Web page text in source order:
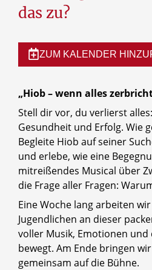
das zu?
ZUM KALENDER
„Hiob – wenn alles
Stell dir vor, du verlierst
Gesundheit und Erfolg. Wie
Begleite Hiob auf seiner
und erlebe, wie eine
mitreißendes Musical über
die Frage aller Fragen:
Eine Woche lang arbeiten
Jugendlichen an dieser
voller Musik, Emotionen
bewegt. Am Ende bringen
gemeinsam auf die Bühne.